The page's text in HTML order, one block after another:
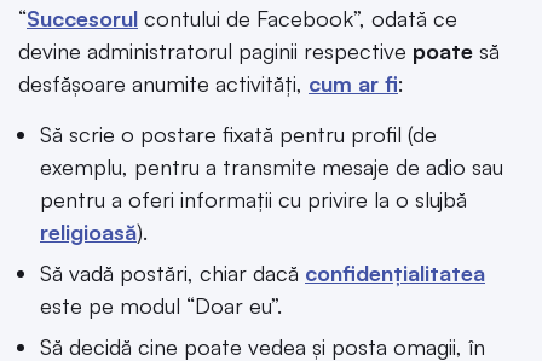
“Succesorul contului de Facebook”, odată ce
devine administratorul paginii respective poate să
desfășoare anumite activități, cum ar fi:
Să scrie o postare fixată pentru profil (de
exemplu, pentru a transmite mesaje de adio sau
pentru a oferi informații cu privire la o slujbă
religioasă).
Să vadă postări, chiar dacă confidențialitatea
este pe modul “Doar eu”.
Să decidă cine poate vedea și posta omagii, în